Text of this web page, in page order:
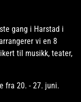
gang i Harstad i
vi en 8
til musikk, teater,
fra 20. - 27. juni.